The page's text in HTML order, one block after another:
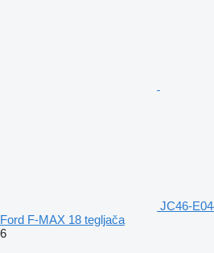
JC46-
Ford F-MAX 18 tegljača
6